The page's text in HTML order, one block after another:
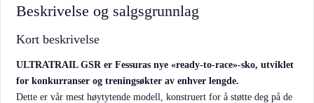
Beskrivelse og salgsgrunnlag
Kort beskrivelse
ULTRATRAIL GSR er Fessuras nye «ready-to-race»-sko, utviklet
for konkurranser og treningsøkter av enhver lengde.
Dette er vår mest høytytende modell, konstruert for å støtte deg på de